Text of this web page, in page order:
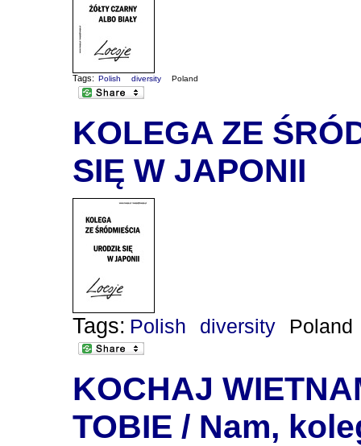
Tags: Polish diversity Poland
KOLEGA ZE
SIĘ W JAPONII
Tags: Polish diversity Poland
KOCHAJ
TOBIE / Nam,